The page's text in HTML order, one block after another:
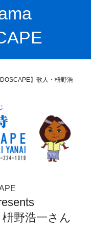
】歌人・枡野浩
野浩一さん